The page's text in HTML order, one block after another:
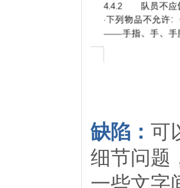
缺陷： 可
细节问题
一些文字